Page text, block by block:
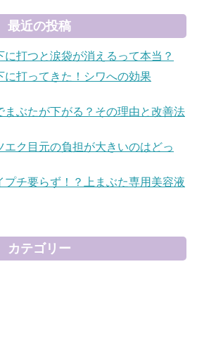
最近の投稿
打つと涙袋が消えるって本当？
に打ってきた！シワへの効果
まぶたが下がる？その理由と改善法
エク目元の負担が大きいのはどっ
プチ要らず！？上まぶた専用美容液
カテゴリー